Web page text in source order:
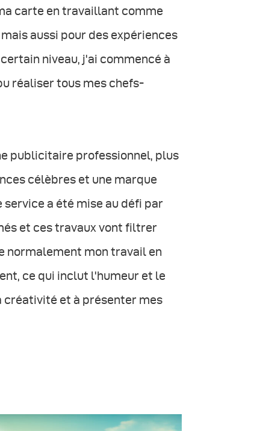
carte en travaillant comme
aussi pour des expériences
niveau, j'ai commencé à
réaliser tous mes chefs-
publicitaire professionnel, plus
célèbres et une marque
a été mise au défi par
et ces travaux vont filtrer
normalement mon travail en
ce qui inclut l'humeur et le
créativité et à présenter mes